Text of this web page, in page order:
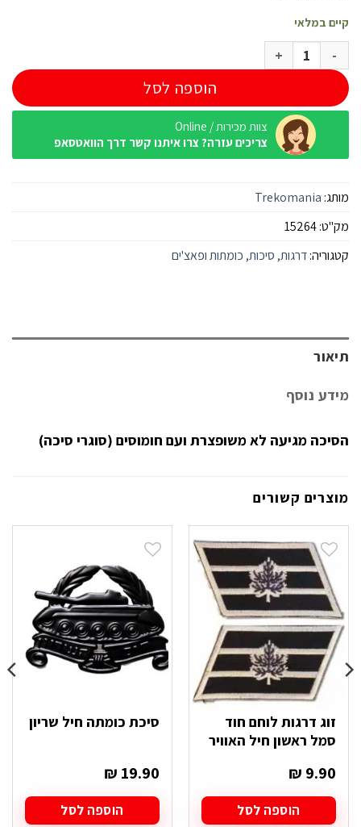
קיים במלאי
כמות של סיכת כומתה חיל כללי
הוספה לסל
צוות מכירות / Online
צריכים עזרה? צרו איתנו קשר דרך הוואטסאפ
מותג: Trekomania
מק"ט:15264
קטגוריה:דרגות, סיכות, כומתות ופאצ'ים
תיאור
מידע נוסף
הסיכה מגיעה לא משופצרת ועם חומוסים (סוגרי סיכה)
מוצרים קשורים
זוג דרגות לוחם חוד
סמל ראשון חיל האוויר
₪ 9.90
הוספה לסל
סיכת כומתה חיל שריון
₪ 19.90
הוספה לסל